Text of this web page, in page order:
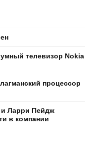
телевизор Nokia
процессор
и Ларри Пейдж
в компании